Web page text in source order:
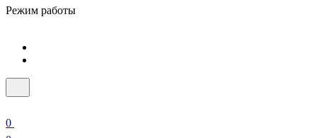
Режим работы
0